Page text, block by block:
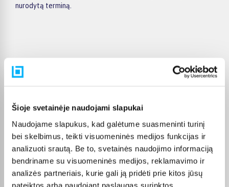
Šioje svetainėje naudojami slapukai
Naudojame slapukus, kad galėtume suasmeninti turinį
bei skelbimus, teikti visuomeninės medijos funkcijas ir
analizuoti srautą. Be to, svetainės naudojimo informaciją
bendriname su visuomeninės medijos, reklamavimo ir
analizės partneriais, kurie gali ją pridėti prie kitos jūsų
pateiktos arba naudojant paslaugas surinktos
nurodytą terminą.
Pirkėjų atsiliepimai apie prekes
Patvirtintas pirkėjas
Kokybiškas. Pristatymas greitas. Rekomenduoju+++
Vahur T.
Patvirtintas pirkėjas
Pigus pasiūlymas